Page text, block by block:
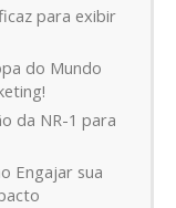
para exibir
do Mundo
da NR-1 para
Engajar sua